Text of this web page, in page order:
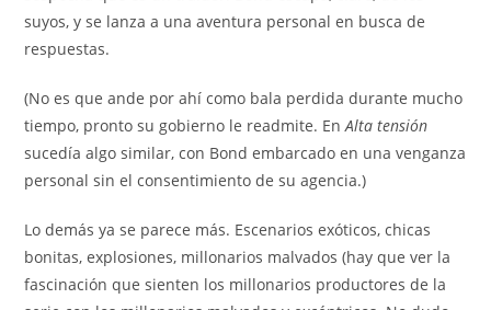
suyos, y se lanza a una aventura personal en busca de
respuestas.
(No es que ande por ahí como bala perdida durante mucho
tiempo, pronto su gobierno le readmite. EnAlta tensión
sucedía algo similar, con Bond embarcado en una venganza
personal sin el consentimiento de su agencia.)
Lo demás ya se parece más. Escenarios exóticos, chicas
bonitas, explosiones, millonarios malvados (hay que ver la
fascinación que sienten los millonarios productores de la